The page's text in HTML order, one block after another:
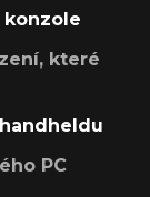
konzole
které
PC